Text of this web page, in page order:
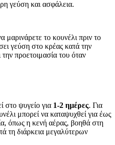
γεύση και ασφάλεια.
μαρινάρετε το κουνέλι πριν το
γεύση στο κρέας κατά την
προετοιμασία του όταν
στο ψυγείο για 1-2 ημέρες. Για
μπορεί να καταψυχθεί για έως
όπως η κενή αέρας, βοηθά στη
τη διάρκεια μεγαλύτερων